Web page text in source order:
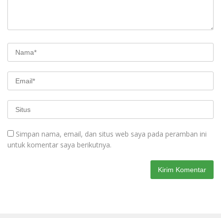
Simpan nama, email, dan situs web saya pada peramban ini
untuk komentar saya berikutnya.